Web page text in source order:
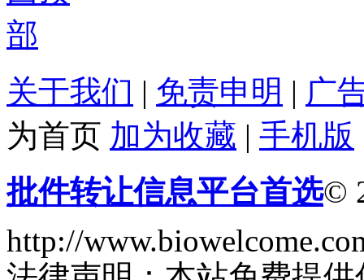
关于我们 | 免责申明 | 广
为首页 加为收藏 | 手机版
批件转让信息平台首选©
http://